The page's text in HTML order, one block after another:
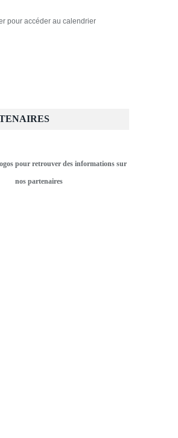
pour accéder au calendrier
pour retrouver des informations sur
nos partenaires